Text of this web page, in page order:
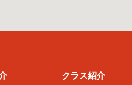
クラス紹介